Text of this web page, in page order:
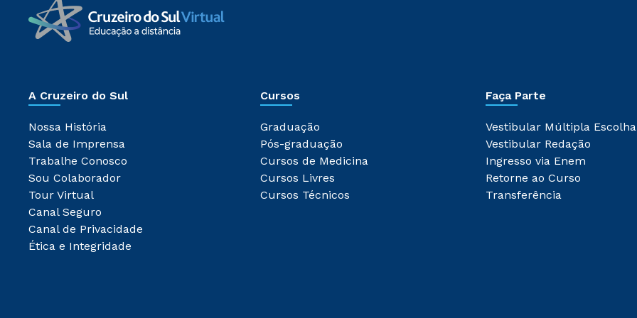
A Cruzeiro do Sul
Nossa História
Sala de Imprensa
Trabalhe Conosco
Sou Colaborador
Tour Virtual
Canal Seguro
Canal de Privacidade
Ética e Integridade
Cursos
Graduação
Pós-graduação
Cursos de Medicina
Cursos Livres
Cursos Técnicos
Faça Parte
Vestibular Múltipla Escolha
Vestibular Redação
Ingresso via Enem
Retorne ao Curso
Transferência